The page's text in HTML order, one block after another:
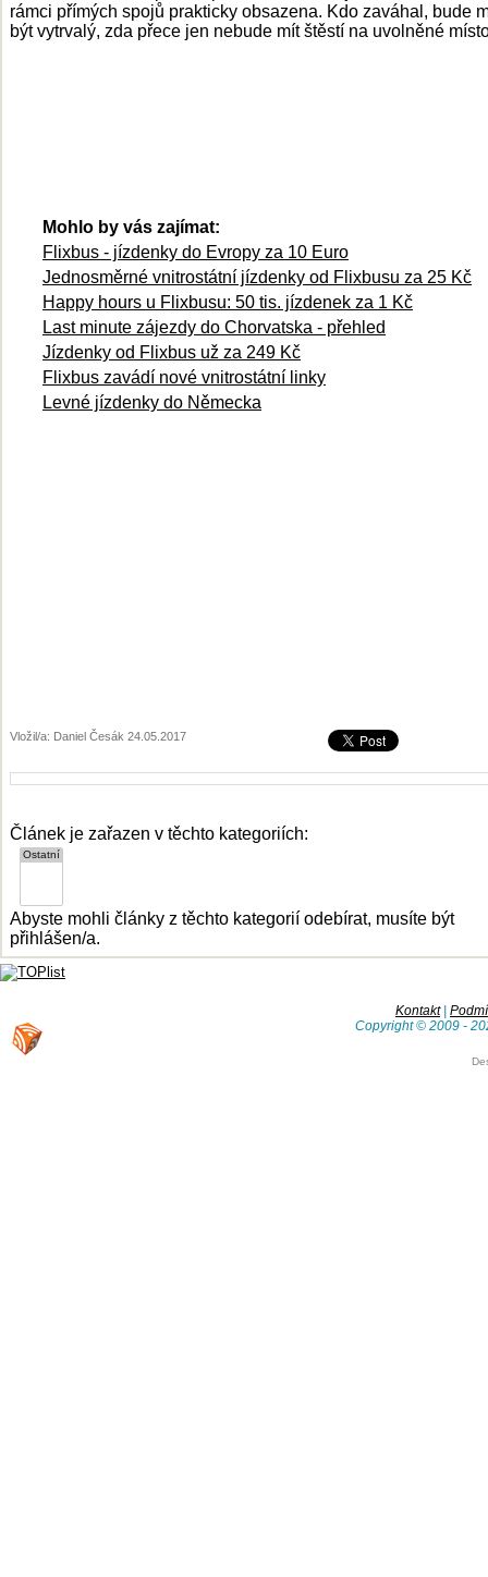
rámci přímých spojů prakticky obsazena. Kdo zaváhal, bude
být vytrvalý, zda přece jen nebude mít štěstí na uvolněné
Mohlo by vás zajímat:
Flixbus - jízdenky do Evropy za 10 Euro
Jednosměrné vnitrostátní jízdenky od Flixbusu za 25 Kč
Happy hours u Flixbusu: 50 tis. jízdenek za 1 Kč
Last minute zájezdy do Chorvatska - přehled
Jízdenky od Flixbus už za 249 Kč
Flixbus zavádí nové vnitrostátní linky
Levné jízdenky do Německa
Vložil/a: Daniel Česák 24.05.2017
Článek je zařazen v těchto kategoriích:
Abyste mohli články z těchto kategorií odebírat, musíte být
přihlášen/a.
Kontakt|
Copyright © 2009 -